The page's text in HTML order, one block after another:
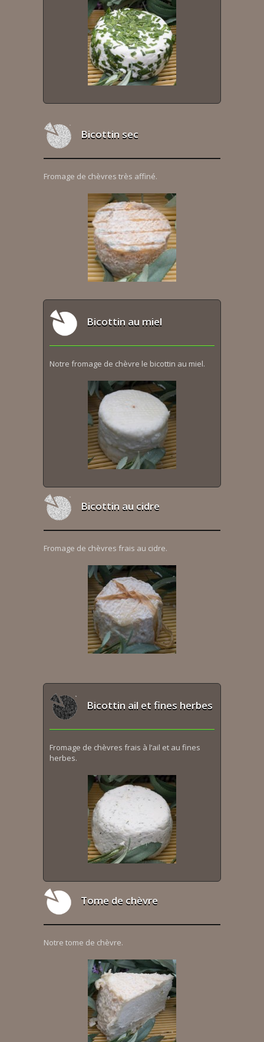
Bicottin sec
Fromage de chèvres très affiné.
Bicottin au miel
Notre fromage de chèvre le bicottin au miel.
Bicottin au cidre
Fromage de chèvres frais au cidre.
Bicottin ail et fines herbes
Fromage de chèvres frais à l’ail et au fines
herbes.
Tome de chèvre
Notre tome de chèvre.